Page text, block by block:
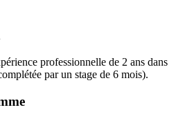
professionnelle de 2 ans dans
par un stage de 6 mois).